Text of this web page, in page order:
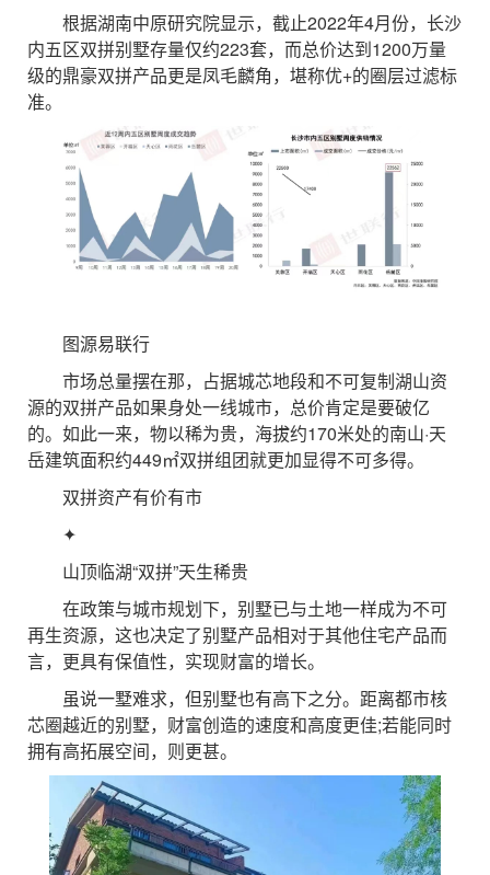
根据湖南中原研究院显示，截止2022年4月份，长沙
内五区双拼别墅存量仅约223套，而总价达到1200万量
级的鼎豪双拼产品更是凤毛麟角，堪称优+的圈层过滤标
准。
图源易联行
市场总量摆在那，占据城芯地段和不可复制湖山资
源的双拼产品如果身处一线城市，总价肯定是要破亿
的。如此一来，物以稀为贵，海拔约170米处的南山·天
岳建筑面积约449㎡双拼组团就更加显得不可多得。
双拼资产有价有市
✦
山顶临湖“双拼”天生稀贵
在政策与城市规划下，别墅已与土地一样成为不可
再生资源，这也决定了别墅产品相对于其他住宅产品而
言，更具有保值性，实现财富的增长。
虽说一墅难求，但别墅也有高下之分。距离都市核
芯圈越近的别墅，财富创造的速度和高度更佳;若能同时
拥有高拓展空间，则更甚。